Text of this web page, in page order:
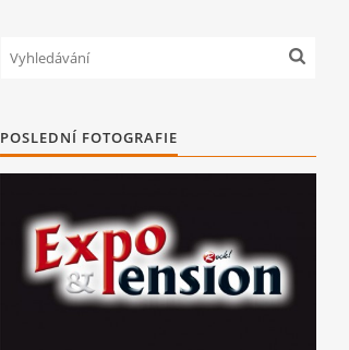
POSLEDNÍ FOTOGRAFIE